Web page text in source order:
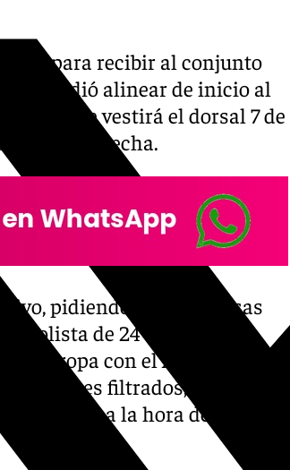
Betis para recibir al conjunto
decidió alinear de inicio al
vestirá el dorsal 7 de
banda derecha.
pidiendo en numerosas
de 24 años dejó
Europa con el Ajax. El joven
pases filtrados, sino que lo
a la hora de